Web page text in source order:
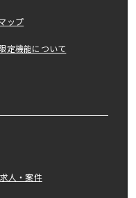
ップ
定機能について
人・案件